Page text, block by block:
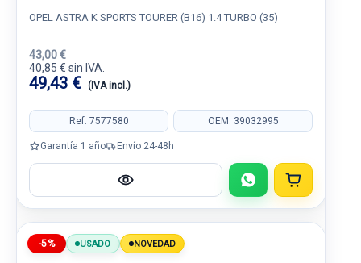
OPEL ASTRA K SPORTS TOURER (B16) 1.4 TURBO (35)
43,00 €
40,85 € sin IVA.
49,43 € (IVA incl.)
Ref: 7577580 OEM: 39032995
Garantía 1 año Envío 24-48h
-5% USADO NOVEDAD